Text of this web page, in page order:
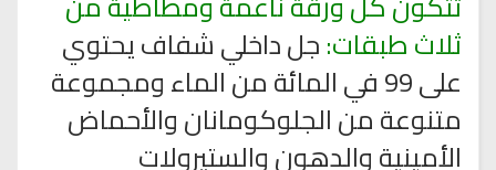
ثلاث طبقات:جل داخلي شفاف يحتوي
على 99 في المائة من الماء ومجموعة
متنوعة من الجلوكومانان والأحماض
الأمينية والدهون والستيرولات